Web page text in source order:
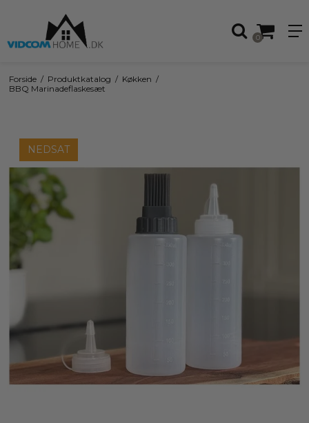
0
Forside / Produktkatalog / Køkken /
BBQ Marinadeflaskesæt
NEDSAT